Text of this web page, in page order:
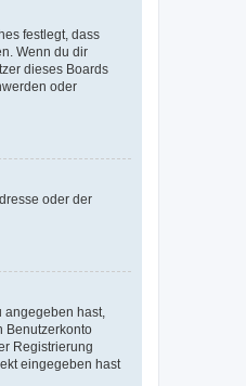
festlegt, dass
Wenn du dir
dieses Boards
oder
oder der
angegeben hast,
Benutzerkonto
Registrierung
eingegeben hast